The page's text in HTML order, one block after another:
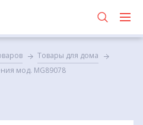
Товары для дома
мод. MG89078